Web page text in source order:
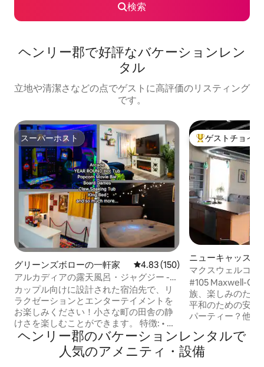
検索
ヘンリー郡で好評なバケーションレン
タル
立地や清潔さなどの点でゲストに高評価のリスティング
です。
スーパーホスト
スーパーホスト
グリーンズボローの一軒家 レビュー150件、5つ星中4.83つ
4.83 (150)
アルカディアの露天風呂・ジャグジー -
リラックスして遊ぼう
カップル向けに設計された宿泊先で、リ
ラクゼーションとエンターテイメントを
お楽しみください！小さな町の田舎の静
けさを楽しむことができます。 特徴: • 露
天風呂・ジャグジー •ゲームセンター •ポ
ップコーンムービーバー •ボードゲーム •
クロータブ •キングベッド •化粧台付きの
大好評のゲスト
ゲストチョイス
ニューキャッスル
ミニアム
マクスウェルコモ
アナ州ニューキャ
ーム、ダウンタウ
#105 Maxwell-
族、楽しみのため
平和のための安らぎの場
パーティー？他の
ト、NC高校、殿
50分、リッチモ
ンダーソン20分。 洗面用具を持参してく
ヘンリー郡のバケーションレンタルで
人気のアメニティ・設備